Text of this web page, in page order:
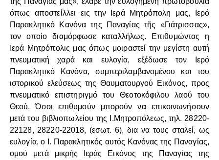
όπως αποστείλλει εις την Ιερά Μητρόπολη μας, Ιερό
Παρακλητικό Κανόνα της Παναγίας τῆς «Γιάτρισσας»,
τον οποίο διαμόρφωσε καταλλήλως. Επιθυμώντας η
Ιερά Μητρόπολις μας όπως μοιραστεί την μεγίστη αυτή
πνευματική χαρά και ευλογία, εξέδωσε τον Ιερό
Παρακλητικό Κανόνα, συμπεριλαμβανομένου και του
ιστορικού ελεύσεως της Θαυματουργού Εικόνος, προς
πνευματικό επιστηριγμό του Θεοτοκόφιλου λαού του
Θεού. Όσοι επιθυμούν μπορούν να επικοινωνήσουν
μετά του βιβλιοπωλείου της Ι.Μητροπόλεως, τηλ. 28220-
22128, 28220-22018, (εσωτ. 6), δια να τους σταλεί, ως
ευλογία, ο Ι. Παρακλητικός αυτός Κανόνας της Παναγίας,
ομού μετά μικρής Ιεράς Εικόνος της Παναγίας της